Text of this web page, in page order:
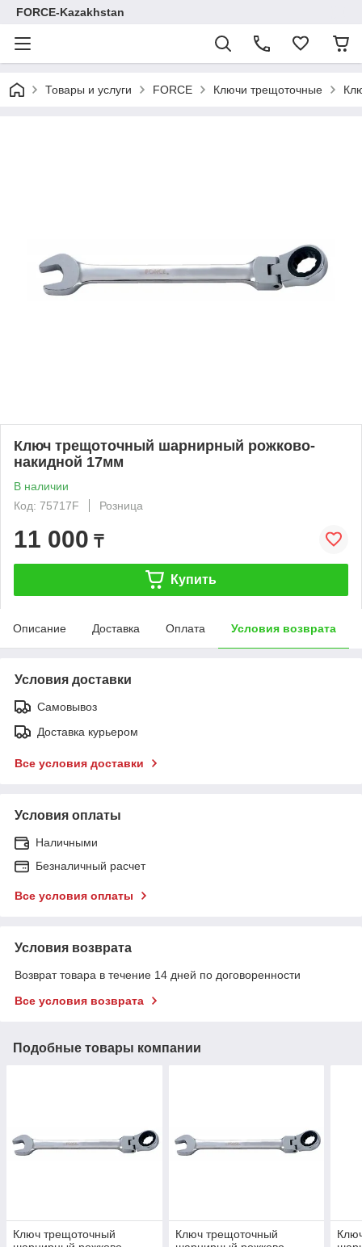
FORCE-Kazakhstan
Товары и услуги FORCE Ключи трещоточные
Ключ трещоточный шарнирный рожково-
накидной 17мм
В наличии
Код: 75717F
Розница
11 000 ₸
Купить
Описание Доставка Оплата Условия возврата
Условия доставки
Самовывоз
Доставка курьером
Все условия доставки
Условия оплаты
Наличными
Безналичный расчет
Все условия оплаты
Условия возврата
Возврат товара в течение 14 дней по договоренности
Все условия возврата
Подобные товары компании
Ключ трещоточный
Ключ трещоточный